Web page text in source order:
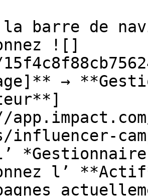
la barre de
![]
→
influencer-
*Gestionnaire
l’